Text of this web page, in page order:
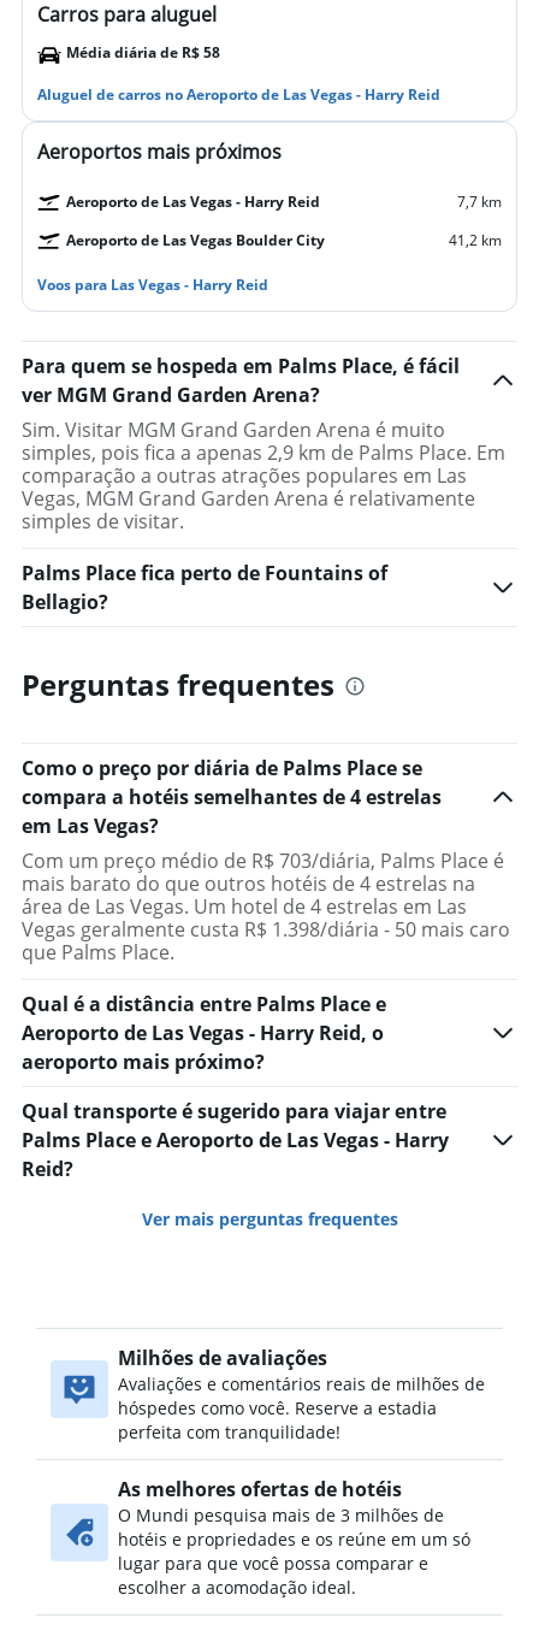
Carros para aluguel
Média diária de R$ 58
Aluguel de carros no Aeroporto de Las Vegas - Harry Reid
Aeroportos mais próximos
Aeroporto de Las Vegas - Harry Reid
7,7 km
Aeroporto de Las Vegas Boulder City
41,2 km
Voos para Las Vegas - Harry Reid
Para quem se hospeda em Palms Place, é fácil
ver MGM Grand Garden Arena?
Sim. Visitar MGM Grand Garden Arena é muito
simples, pois fica a apenas 2,9 km de Palms Place. Em
comparação a outras atrações populares em Las
Vegas, MGM Grand Garden Arena é relativamente
simples de visitar.
Palms Place fica perto de Fountains of
Bellagio?
Perguntas frequentes
Como o preço por diária de Palms Place se
compara a hotéis semelhantes de 4 estrelas
em Las Vegas?
Com um preço médio de R$ 703/diária, Palms Place é
mais barato do que outros hotéis de 4 estrelas na
área de Las Vegas. Um hotel de 4 estrelas em Las
Vegas geralmente custa R$ 1.398/diária - 50 mais caro
que Palms Place.
Qual é a distância entre Palms Place e
Aeroporto de Las Vegas - Harry Reid, o
aeroporto mais próximo?
Qual transporte é sugerido para viajar entre
Palms Place e Aeroporto de Las Vegas - Harry
Reid?
Ver mais perguntas frequentes
Milhões de avaliações
Avaliações e comentários reais de milhões de
hóspedes como você. Reserve a estadia
perfeita com tranquilidade!
As melhores ofertas de hotéis
O Mundi pesquisa mais de 3 milhões de
hotéis e propriedades e os reúne em um só
lugar para que você possa comparar e
escolher a acomodação ideal.